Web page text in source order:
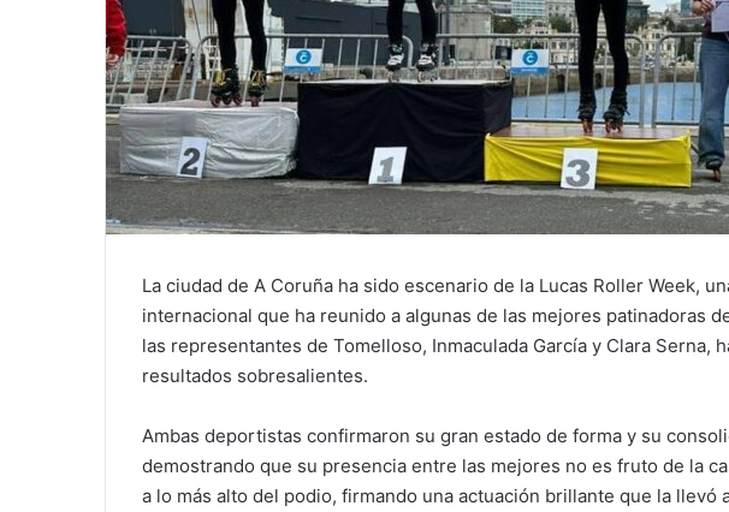
La ciudad de A Coruña ha sido escenario de la Lucas Roller Week,
internacional que ha reunido a algunas de las mejores patinadoras
las representantes de Tomelloso, Inmaculada García y Clara Serna,
resultados sobresalientes.
Ambas deportistas confirmaron su gran estado de forma y su
demostrando que su presencia entre las mejores no es fruto de la
a lo más alto del podio, firmando una actuación brillante que la llevó